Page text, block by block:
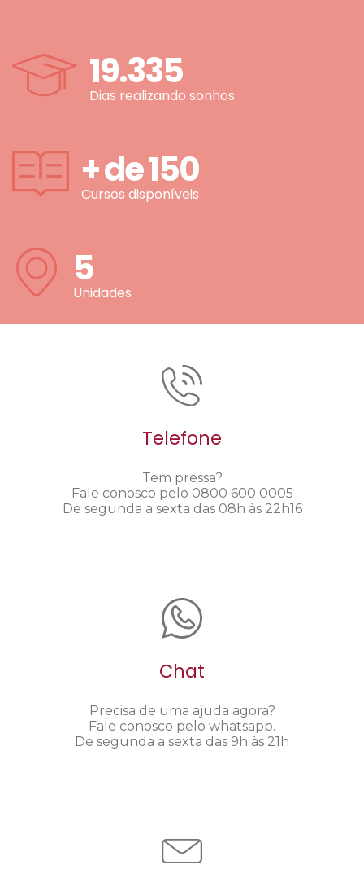
19.335
Dias realizando sonhos
+ de150
Cursos disponíveis
5
Unidades
Telefone
Tem pressa?
Fale conosco pelo 0800 600 0005
De segunda a sexta das 08h às 22h16
Chat
Precisa de uma ajuda agora?
Fale conosco pelo whatsapp.
De segunda a sexta das 9h às 21h